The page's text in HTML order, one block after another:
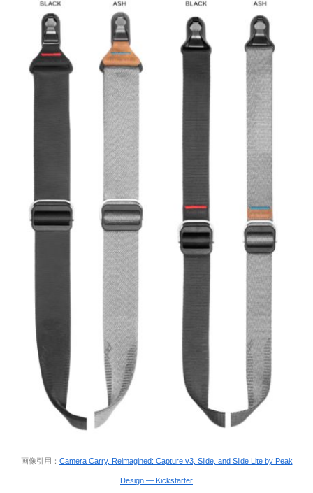
画像引用： Camera Carry, Reimagined: Capture v3, Slide, and Slide Lite by Peak
Design — Kickstarter